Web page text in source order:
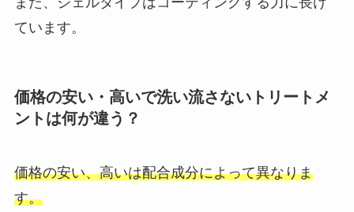
ています。
価格の安い・高いで洗い流さないトリートメ
ントは何が違う？
価格の安い、高いは配合成分によって異なりま
す。